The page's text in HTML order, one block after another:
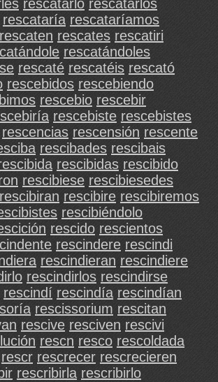
rescatarlo rescatarlos
rescataría rescataríamos
rescaten rescates rescatiri
rescatándoles
rescaté rescatéis rescató
rescebidos rescebiendo
rescebio rescebir
rescebiste rescebistes
rescencias rescensión rescente
rescibades rescibais
rescibidas rescibido
rescibiese rescibiesedes
rescibiran rescibire rescibiremos
rescibiéndolo
rescido rescientos
rescindere rescindi
rescindieran rescindiere
rescindirlos rescindirse
rescindí rescindía rescindían
rescissorium rescitan
rescive resciven rescivi
rescn resco rescoldada
rescr rescrecer rescrecieren
rescribirla rescribirlo